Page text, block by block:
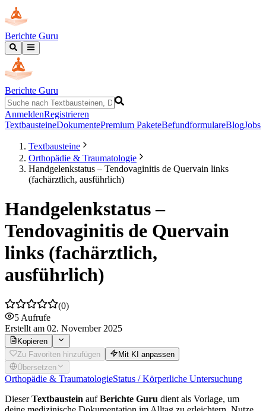
Berichte Guru
Berichte Guru
AnmeldenRegistrieren
TextbausteineDokumentePremium PaketeBefundformulareBlogJobs
Textbausteine
Orthopädie & Traumatologie
Handgelenkstatus – Tendovaginitis de Quervain links
(fachärztlich, ausführlich)
Handgelenkstatus –
Tendovaginitis de Quervain
links (fachärztlich,
ausführlich)
(0)
5 Aufrufe
Erstellt am 02. November 2025
Kopieren
Zu Favoriten hinzufügen
Mit KI anpassen
Übersetzen
Orthopädie & TraumatologieStatus / Körperliche Untersuchung
DieserTextbaustein aufBerichte Guru dient als Vorlage, um